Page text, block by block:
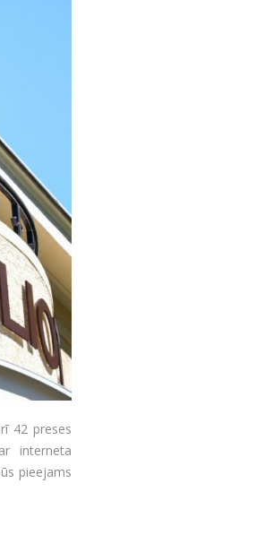
42 preses
interneta
pieejams